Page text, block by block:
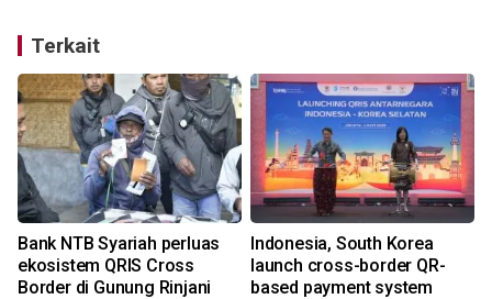
Terkait
Bank NTB Syariah perluas
ekosistem QRIS Cross
Border di Gunung Rinjani
Indonesia, South Korea
launch cross-border QR-
based payment system